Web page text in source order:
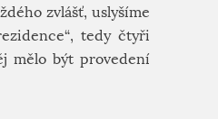
zvlášť, uslyšíme
tedy čtyři
mělo být provedení